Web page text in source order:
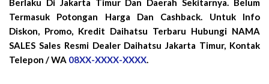
Berlaku Di Jakarta Timur Dan Daerah Sekitarnya. Belum
Termasuk Potongan Harga Dan Cashback. Untuk Info
Diskon, Promo, Kredit Daihatsu Terbaru Hubungi NAMA
SALES Sales Resmi Dealer Daihatsu Jakarta Timur, Kontak
Telepon / WA 08XX-XXXX-XXXX.